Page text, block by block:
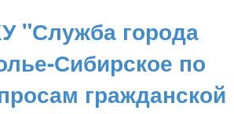
"Служба города
Сибирское по
гражданской